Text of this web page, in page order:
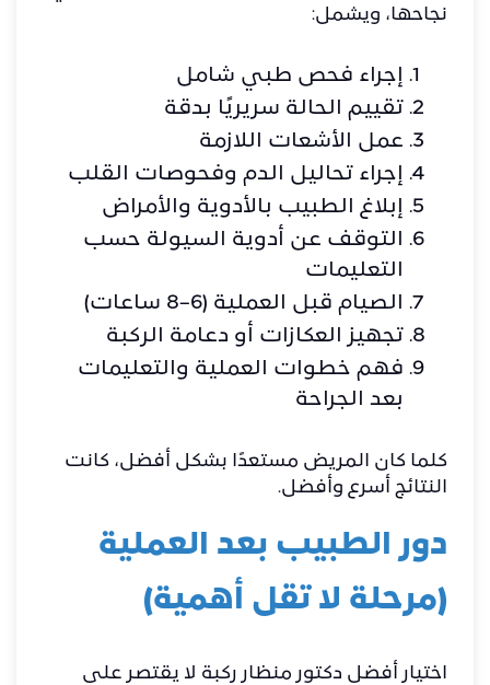
نجاحها، ويشمل:
إجراء فحص طبي شامل
تقييم الحالة سريريًا بدقة
عمل الأشعات اللازمة
إجراء تحاليل الدم وفحوصات القلب
إبلاغ الطبيب بالأدوية والأمراض
التوقف عن أدوية السيولة حسب
التعليمات
الصيام قبل العملية (6–8 ساعات)
تجهيز العكازات أو دعامة الركبة
فهم خطوات العملية والتعليمات
بعد الجراحة
كلما كان المريض مستعدًا بشكل أفضل، كانت
النتائج أسرع وأفضل.
دور الطبيب بعد العملية
(مرحلة لا تقل أهمية)
اختيار أفضل دكتور منظار ركبة لا يقتصر على